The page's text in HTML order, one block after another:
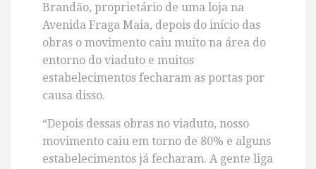
Brandão, proprietário de uma loja na
Avenida Fraga Maia, depois do início das
obras o movimento caiu muito na área do
entorno do viaduto e muitos
estabelecimentos fecharam as portas por
causa disso.
“Depois dessas obras no viaduto, nosso
movimento caiu em torno de 80% e alguns
estabelecimentos já fecharam. A gente liga